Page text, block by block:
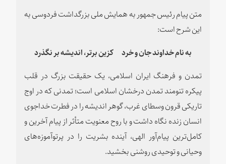
متن پیام رئیس جمهور به همایش ملی بزرگداشت فردوسی به
این شرح است:‌
به نام خداوند جان و خرد کزین برتر، اندیشه بر نگذرد
تمدن و فرهنگ ایران اسلامی، یک حقیقت بزرگ در قلب
پیکره تنومند تمدن درخشان اسلامی است؛ تمدنی که در اوج
تاریکی قرون وسطای غرب، گوهر اندیشه را در فطرت خداجوی
انسان زنده نگاه داشت و با روح معنویت متأثر از پیام آخرین و
کاملترین پیامآور الهی، آینده بشریت را در پرتوآموزه‌های
وحیانی و توحیدی روشنی بخشید.